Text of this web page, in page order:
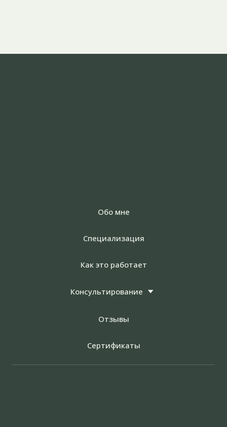
Обо мне
Специализация
Как это работает
Консультирование
Отзывы
Сертификаты